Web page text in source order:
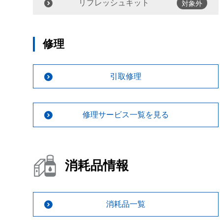
リフレッシュキット 対象外
修理
引取修理
修理サービス一覧を見る
消耗品情報
消耗品一覧